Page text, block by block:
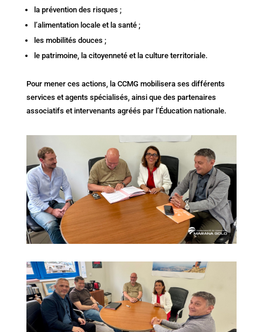
la prévention des risques ;
l’alimentation locale et la santé ;
les mobilités douces ;
le patrimoine, la citoyenneté et la culture territoriale.
Pour mener ces actions, la CCMG mobilisera ses différents
services et agents spécialisés, ainsi que des partenaires
associatifs et intervenants agréés par l’Éducation nationale.